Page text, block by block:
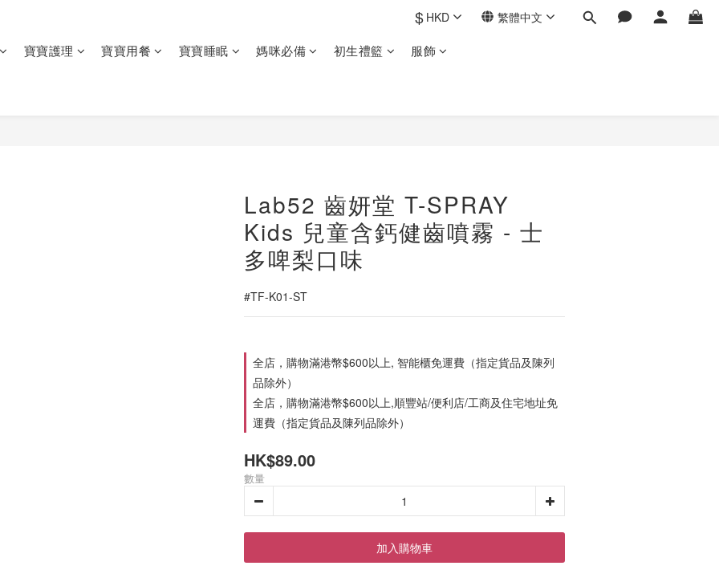
$ HKD 繁體中文
寶寶護理 寶寶用餐 寶寶睡眠 媽咪必備 初生禮籃 服飾
Lab52 齒妍堂 T-SPRAY
Kids 兒童含鈣健齒噴霧 - 士
多啤梨口味
#TF-K01-ST
全店，購物滿港幣$600以上, 智能櫃免運費（指定貨品及陳列
品除外）
全店，購物滿港幣$600以上,順豐站/便利店/工商及住宅地址免
運費（指定貨品及陳列品除外）
HK$89.00
數量
加入購物車